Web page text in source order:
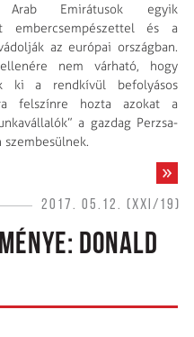
Emirátusok egyik
embercsempészettel és a
az európai országban.
nem várható, hogy
ki a rendkívül befolyásos
felszínre hozta azokat a
a gazdag Perzsa-
2017. 05.12. (XXI/19)
DONALD